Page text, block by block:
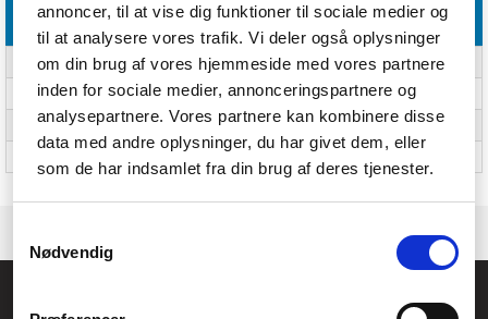
annoncer, til at vise dig funktioner til sociale medier og
til at analysere vores trafik. Vi deler også oplysninger
om din brug af vores hjemmeside med vores partnere
inden for sociale medier, annonceringspartnere og
analysepartnere. Vores partnere kan kombinere disse
data med andre oplysninger, du har givet dem, eller
som de har indsamlet fra din brug af deres tjenester.
Nødvendig
Vægt & størrelser
Vægt 50 g
Bredde 61,6 mm
Dybde 33,3 mm